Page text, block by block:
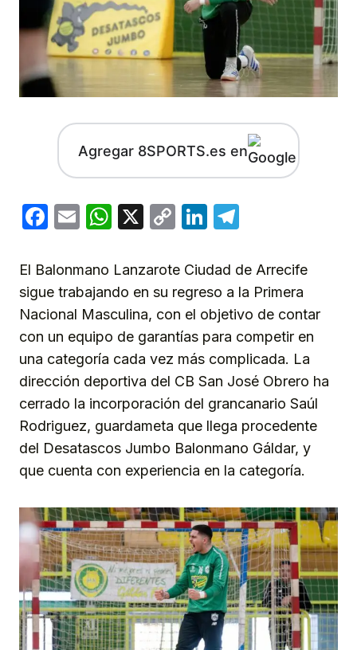
Agregar 8SPORTS.es en
Facebook
EmailWhatsApp
X
CopyLinkedIn
El Balonmano Lanzarote Ciudad de Arrecife
sigue trabajando en su regreso a la Primera
Nacional Masculina, con el objetivo de contar
con un equipo de garantías para competir en
una categoría cada vez más complicada. La
dirección deportiva del CB San José Obrero ha
cerrado la incorporación del grancanario Saúl
Rodriguez, guardameta que llega procedente
del Desatascos Jumbo Balonmano Gáldar, y
que cuenta con experiencia en la categoría.